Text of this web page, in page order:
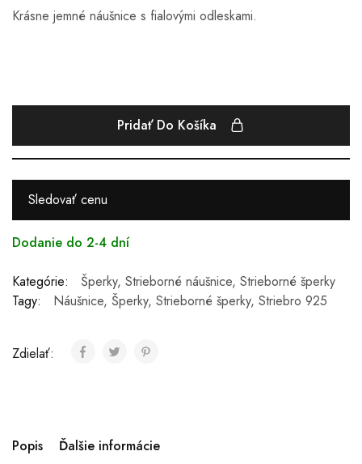
Krásne jemné náušnice s fialovými odleskami.
Pridať Do Košíka
Sledovať cenu
Dodanie do 2-4 dní
Kategórie: Šperky, Strieborné náušnice, Strieborné šperky
Tagy:
Náušnice, Šperky, Strieborné šperky, Striebro 925
Zdielať:
Popis Ďalšie informácie